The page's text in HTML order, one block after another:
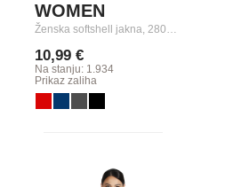
WOMEN
Ženska softshell jakna, 280…
10,99 €
Na stanju: 1.934
Prikaz zaliha